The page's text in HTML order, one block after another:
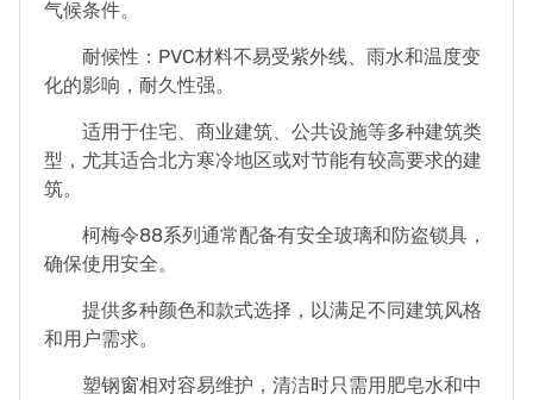
气候条件。
耐候性：PVC材料不易受紫外线、雨水和温度变
化的影响，耐久性强。
适用于住宅、商业建筑、公共设施等多种建筑类
型，尤其适合北方寒冷地区或对节能有较高要求的建
筑。
柯梅令88系列通常配备有安全玻璃和防盗锁具，
确保使用安全。
提供多种颜色和款式选择，以满足不同建筑风格
和用户需求。
塑钢窗相对容易维护，清洁时只需用肥皂水和中